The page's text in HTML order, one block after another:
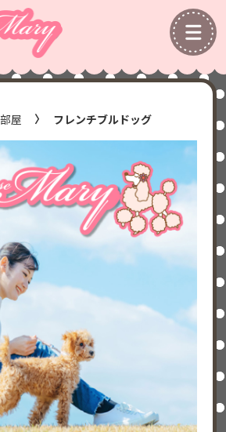
屋 フレンチブルドッグ